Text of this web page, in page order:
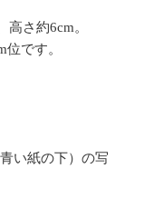
さ約6cm。
です。
い紙の下）の写